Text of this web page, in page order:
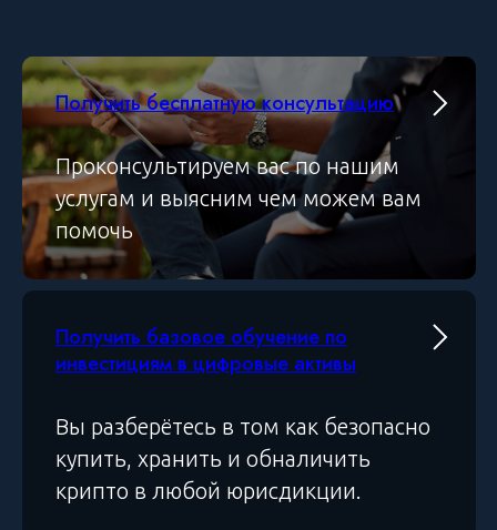
Получить бесплатную консультацию
Проконсультируем вас по нашим
услугам и выясним чем можем вам
помочь
Получить базовое обучение по
инвестициям в цифровые активы
Вы разберётесь в том как безопасно
купить, хранить и обналичить
крипто в любой юрисдикции.